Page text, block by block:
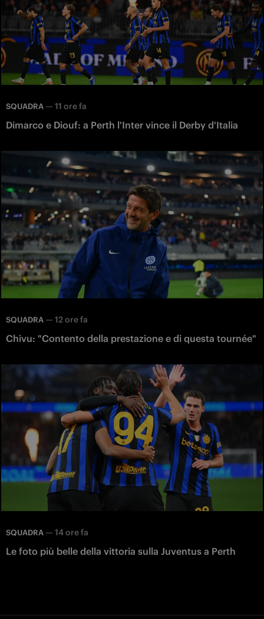
SQUADRA — 11 ore fa
Dimarco e Diouf: a Perth l'Inter vince il Derby d'Italia
SQUADRA — 12 ore fa
Chivu: "Contento della prestazione e di questa tournée"
SQUADRA — 14 ore fa
Le foto più belle della vittoria sulla Juventus a Perth